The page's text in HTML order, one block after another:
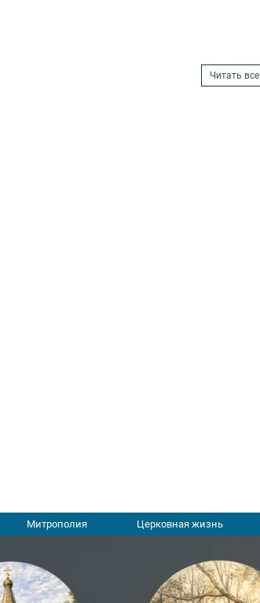
Читать все
Митрополия Церковная жизнь